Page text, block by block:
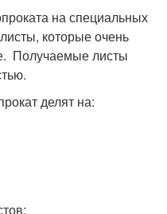
на специальных
которые очень
Получаемые листы
делят на: